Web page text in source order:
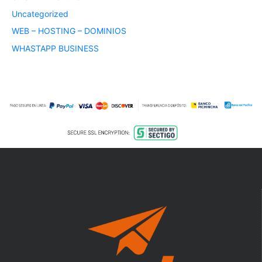
Uncategorized
WEB – HOSTING – DOMINIOS
WHASTAPP BUSINESS